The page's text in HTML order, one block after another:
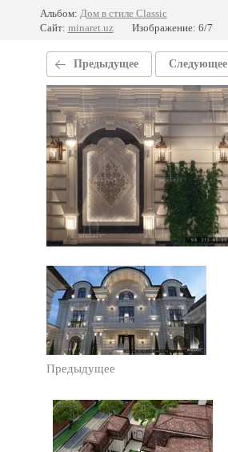
Альбом: Дом в стиле Classic
Сайт: minaret.uz Изображение: 6/7
Предыдущее Следующее
Предыдущее